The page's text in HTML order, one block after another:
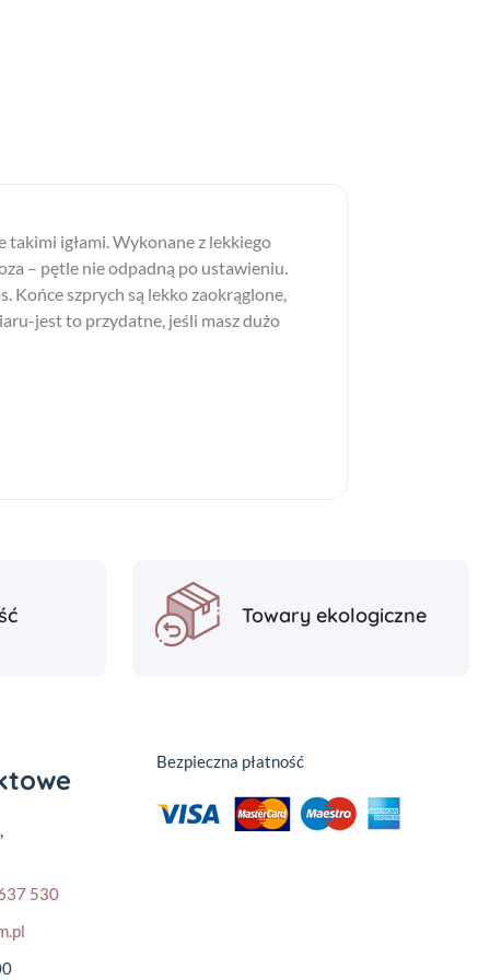
igłami. Wykonane z lekkiego
– pętle nie odpadną po ustawieniu.
Końce szprych są lekko zaokrąglone,
jest to przydatne, jeśli masz dużo
Towary ekologiczne
530
Bezpieczna płatność